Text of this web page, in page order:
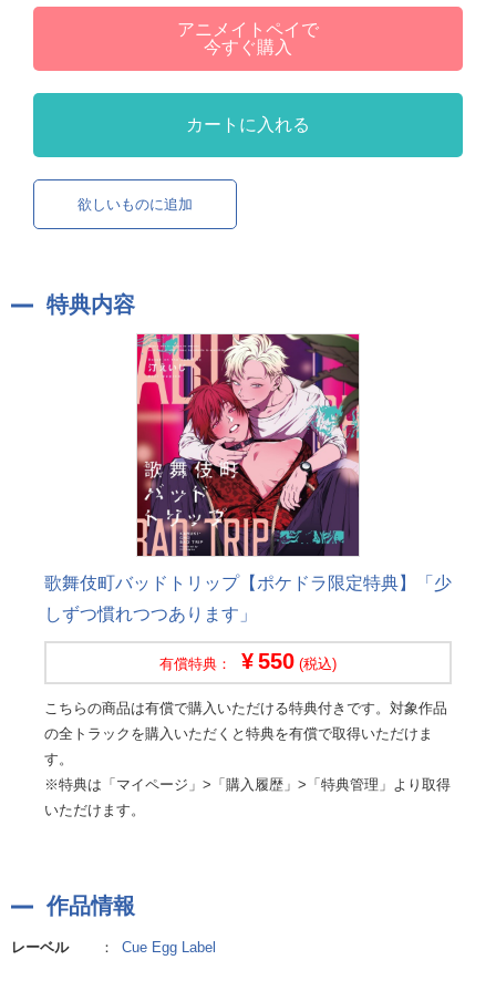
アニメイトペイで
今すぐ購入
カートに入れる
欲しいものに追加
特典内容
歌舞伎町バッドトリップ【ポケドラ限定特典】「少
しずつ慣れつつあります」
有償特典： 550 (税込)
こちらの商品は有償で購入いただける特典付きです。対象作品
の全トラックを購入いただくと特典を有償で取得いただけま
す。
※特典は「マイページ」>「購入履歴」>「特典管理」より取得
いただけます。
作品情報
レーベル ： Cue Egg Label